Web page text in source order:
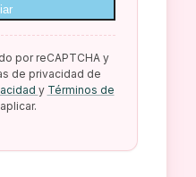
por reCAPTCHA y
de privacidad de
y Términos de
aplicar.